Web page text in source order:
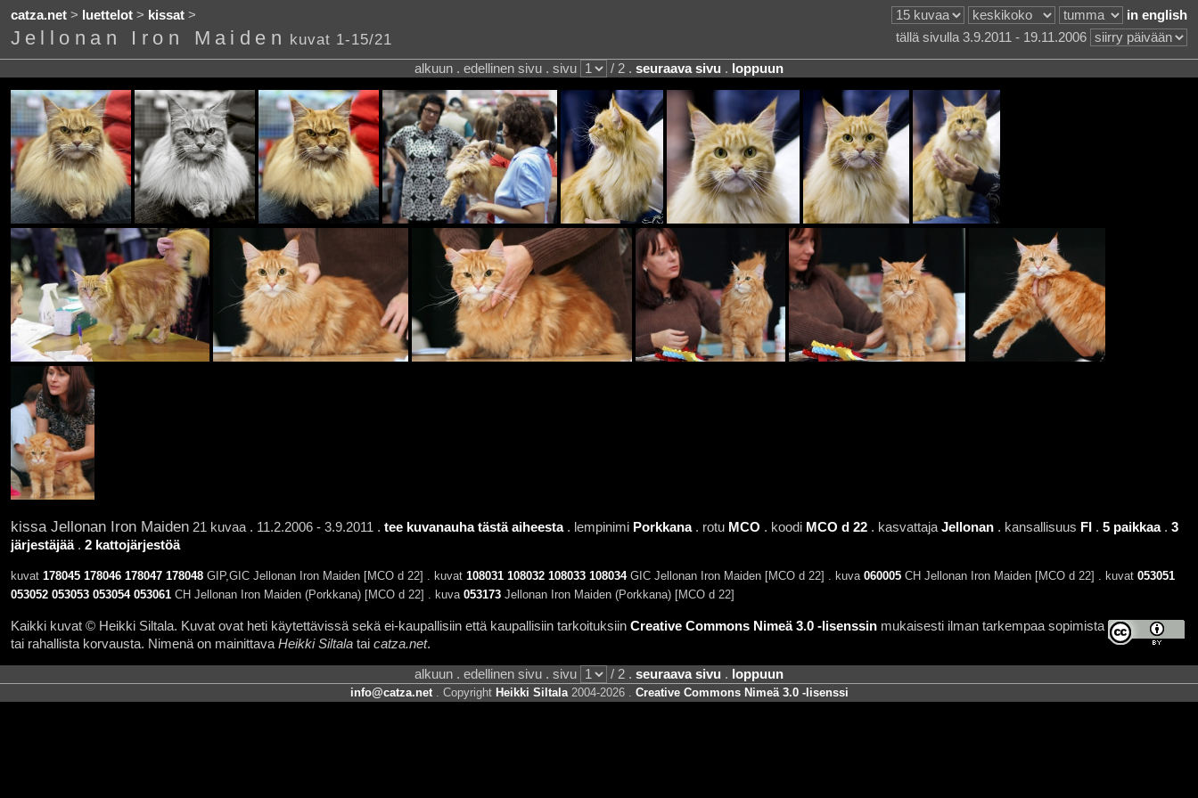
catza.net> luettelot> kissat> in english
Jellonan Iron Maiden kuvat 1-15/21 tällä sivulla 3.9.2011 - 19.11.2006
alkuun . edellinen sivu . sivu / 2 . seuraava sivu . loppuun
kissa Jellonan Iron Maiden21 kuvaa . 11.2.2006 - 3.9.2011 . tee kuvanauha tästä aiheesta. lempinimi Porkkana. rotu MCO . koodi MCO d 22. kasvattaja Jellonan. kansallisuus FI. 5 paikkaa. 3
järjestäjää. 2 kattojärjestöä
kuvat 178045 178046 178047 178048GIP,GIC Jellonan Iron Maiden [MCO d 22] . kuvat 108031 108032 108033 108034GIC Jellonan Iron Maiden [MCO d 22] . kuva 060005CH Jellonan Iron Maiden [MCO d 22] . kuvat 053051
053052 053053 053054 053061CH Jellonan Iron Maiden (Porkkana) [MCO d 22] . kuva 053173Jellonan Iron Maiden (Porkkana) [MCO d 22]
Kaikki kuvat © Heikki Siltala. Kuvat ovat heti käytettävissä sekä ei-kaupallisiin että kaupallisiin tarkoituksiin Creative Commons Nimeä 3.0 -lisenssinmukaisesti ilman tarkempaa sopimista
tai rahallista korvausta. Nimenä on mainittava Heikki Siltalatai catza.net.
alkuun . edellinen sivu . sivu / 2 . seuraava sivu . loppuun
info@catza.net. Copyright Heikki Siltala2004-2026 . Creative Commons Nimeä 3.0 -lisenssi